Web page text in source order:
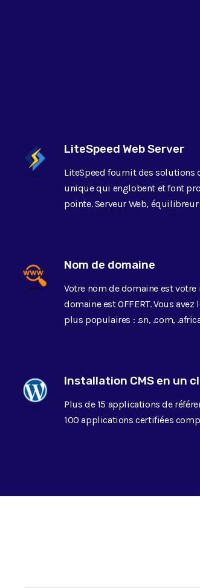
LiteSpeed Web Server
LiteSpeed fournit des solutions
unique qui englobent et font
pointe. Serveur Web,
Nom de domaine
Votre nom de domaine est
domaine est OFFERT. Vous
plus populaires : .sn, .com,
Installation CMS en un
Plus de 15 applications de
100 applications certifiées